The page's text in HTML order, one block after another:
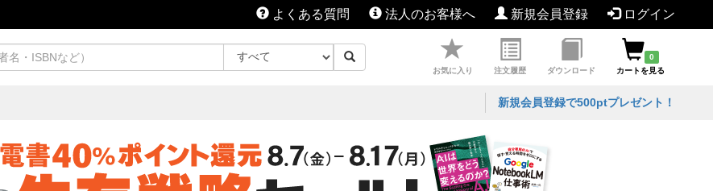
よくある質問 法人のお客様へ 新規会員登録 ログイン
お気に入り 注文履歴 ダウンロード
0
カートを見る
新規会員登録で500ptプレゼント！